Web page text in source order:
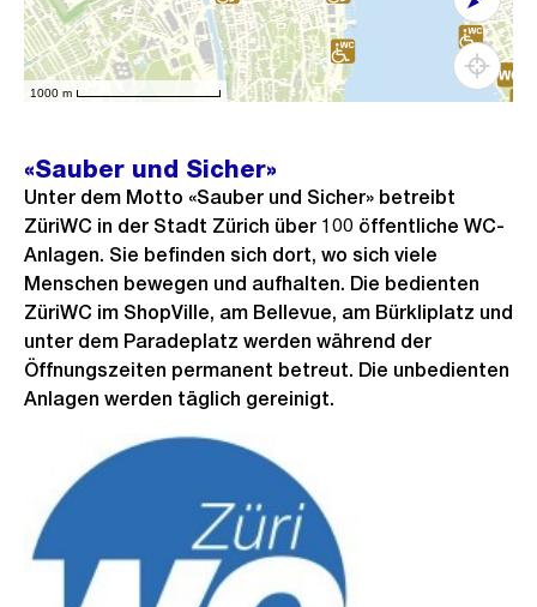
«Sauber und Sicher»
Unter dem Motto «Sauber und Sicher» betreibt
ZüriWC in der Stadt Zürich über 100 öffentliche WC-
Anlagen. Sie befinden sich dort, wo sich viele
Menschen bewegen und aufhalten. Die bedienten
ZüriWC im ShopVille, am Bellevue, am Bürkliplatz und
unter dem Paradeplatz werden während der
Öffnungszeiten permanent betreut. Die unbedienten
Anlagen werden täglich gereinigt.